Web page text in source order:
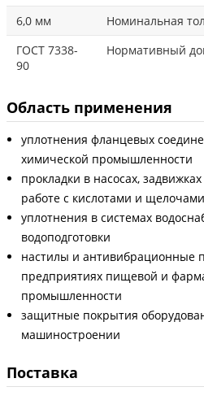
6,0 мм
Номинальная
ГОСТ 7338-
90
Нормативный
Область применения
уплотнения фланцевых
химической промышленности
прокладки в насосах,
работе с кислотами и щелочами
уплотнения в системах
водоподготовки
настилы и антивибрационные
предприятиях пищевой и
промышленности
защитные покрытия
машиностроении
Поставка